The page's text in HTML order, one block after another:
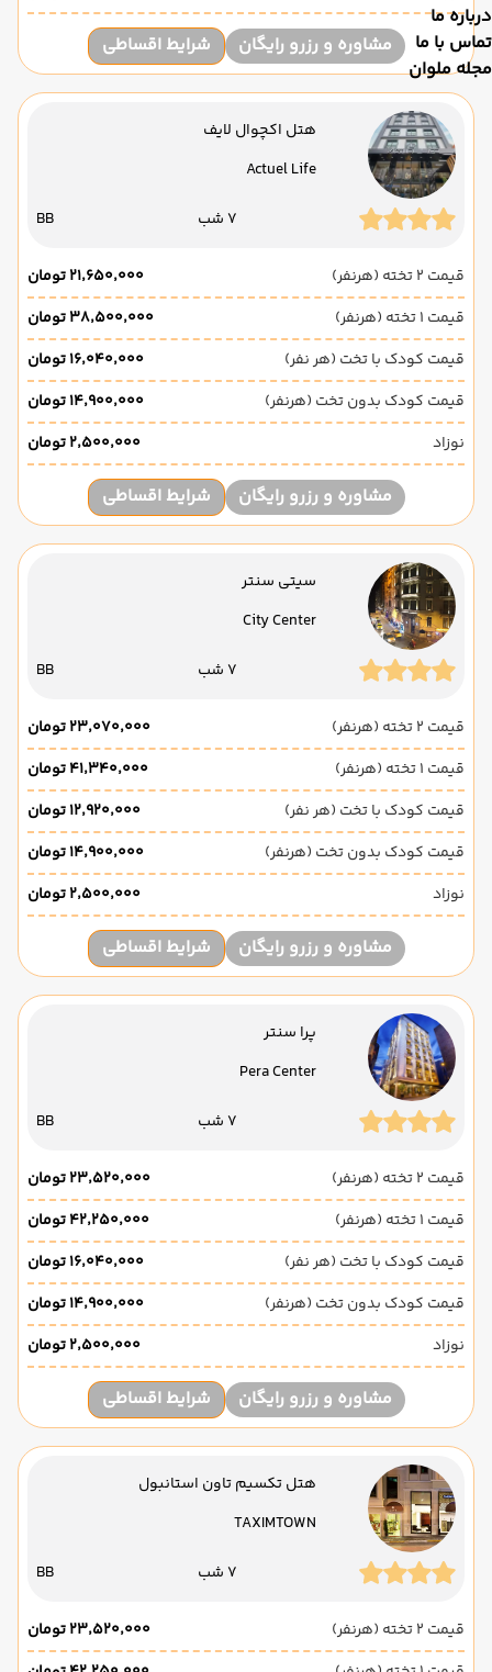
درباره ما
تماس با ما
مجله ملوان
مشاوره و رزرو رایگان شرایط اقساطی
هتل اکچوال لایف
Actuel Life
7 شب BB
قیمت 2 تخته (هرنفر)
۲۱٬۶۵۰٬۰۰۰ تومان
قیمت 1 تخته (هرنفر)
۳۸٬۵۰۰٬۰۰۰ تومان
قیمت کودک با تخت (هر نفر)
۱۶٬۰۴۰٬۰۰۰ تومان
قیمت کودک بدون تخت (هرنفر)
۱۴٬۹۰۰٬۰۰۰ تومان
نوزاد
۲٬۵۰۰٬۰۰۰ تومان
مشاوره و رزرو رایگان شرایط اقساطی
سیتی سنتر
City Center
7 شب BB
قیمت 2 تخته (هرنفر)
۲۳٬۰۷۰٬۰۰۰ تومان
قیمت 1 تخته (هرنفر)
۴۱٬۳۴۰٬۰۰۰ تومان
قیمت کودک با تخت (هر نفر)
۱۲٬۹۲۰٬۰۰۰ تومان
قیمت کودک بدون تخت (هرنفر)
۱۴٬۹۰۰٬۰۰۰ تومان
نوزاد
۲٬۵۰۰٬۰۰۰ تومان
مشاوره و رزرو رایگان شرایط اقساطی
پرا سنتر
Pera Center
7 شب BB
قیمت 2 تخته (هرنفر)
۲۳٬۵۲۰٬۰۰۰ تومان
قیمت 1 تخته (هرنفر)
۴۲٬۲۵۰٬۰۰۰ تومان
قیمت کودک با تخت (هر نفر)
۱۶٬۰۴۰٬۰۰۰ تومان
قیمت کودک بدون تخت (هرنفر)
۱۴٬۹۰۰٬۰۰۰ تومان
نوزاد
۲٬۵۰۰٬۰۰۰ تومان
مشاوره و رزرو رایگان شرایط اقساطی
هتل تکسیم تاون استانبول
TAXIMTOWN
7 شب BB
قیمت 2 تخته (هرنفر)
۲۳٬۵۲۰٬۰۰۰ تومان